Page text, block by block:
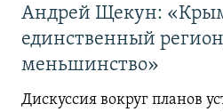
Андрей Щекун:
единственный
меньшинство»
Дискуссия вокруг планов